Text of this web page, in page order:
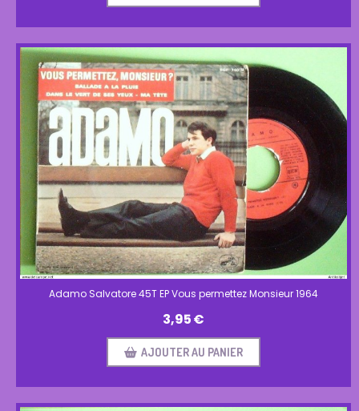
Adamo Salvatore 45T EP Vous permettez Monsieur 1964
3,95€
AJOUTER AU PANIER